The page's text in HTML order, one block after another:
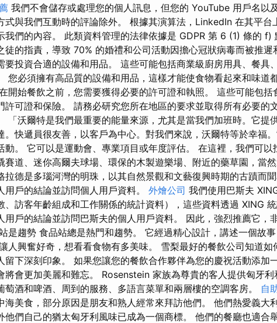
我們不會儲存或處理您的個人訊息，但您的 YouTube 用戶名以
式與我們互動時的評論除外。 根據其演算法，LinkedIn 在其平台
我們的內容。 此類資料管理的法律依據是 GDPR 第 6 (1) 條的 f)
徒的指責，導致 70% 的婚禮和公司活動因擔心冠狀病毒而被推
要投資合適的設備和用品。 這些可能包括商業級廚房用具、餐具
您必須擁有高品質的設備和用品，這樣才能使食物看起來和味道
開始餐飲之前，您需要獲得必要的許可證和執照。 這些可能包
許可證和保險。 請務必研究您所在地區的要求並取得所有必要的
「沃爾特是我們最重要的能量來源，尤其是當我們加班時。它提
。快遞員很友善，以客戶為中心。對我們來說，沃爾特等於幸福
動。 它可以是運動會、專業項目或年度評估。 在這裡，我們可以
賽道、迷你高爾夫球場、環保的木製遊樂場、附近的藥草園，當然
拉德是多瑙河灣的明珠，以其自然景觀和文藝復興時期的古蹟而
用戶的結論並訪問個人用戶資料。 外燴公司 我們使用巴斯夫
、訪客年齡組成和工作關係的統計資料），這些資料透過 XING
用戶的結論並訪問巴斯夫的個人用戶資料。 因此，強烈推薦它，
是趨勢 食品站總是熱門和趨勢。 它經過精心設計，講述一個故
人興奮好奇，想看看食物有多美味。 雪梨最好的餐飲公司知道
留下深刻印象。 如果您讓您的餐飲合作夥伴為您的慶祝活動添加
將會更加美麗和難忘。 Rosenstein 家族為尊貴的客人提供匈牙利
萄酒和啤酒、周到的服務、多語言菜單和兩層樓的空調客房。 自
海美食，部分原因是朋友和熟人經常來拜訪他們。 他們熱愛義大
他們自己的猶太匈牙利風味已成為一個商標。 他們的餐廳也適合